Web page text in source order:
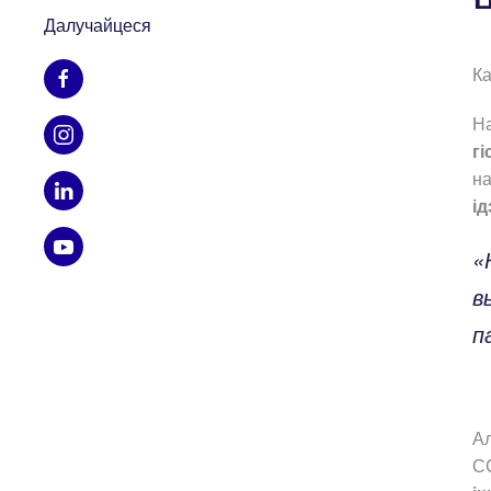
Далучайцеся